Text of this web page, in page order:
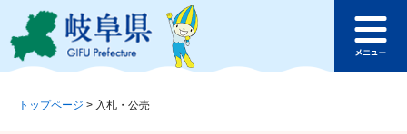
ジ
ュ
このページの本文へ
ュ
トップページ > 入札・公売